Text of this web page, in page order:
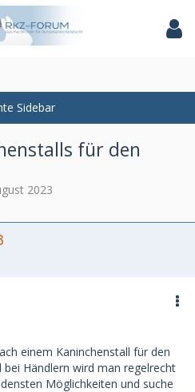
für den
2023
einem Kaninchenstall für den
Händlern wird man regelrecht
Möglichkeiten und suche